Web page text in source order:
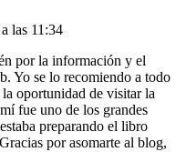
las 11:34
por la información y el
Yo se lo recomiendo a todo
oportunidad de visitar la
fue uno de los grandes
preparando el libro
por asomarte al blog,